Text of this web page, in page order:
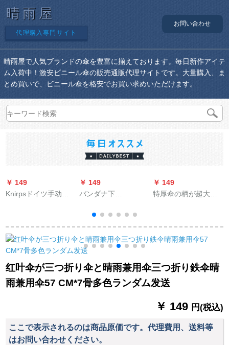
晴雨屋
代理購入専門サイト
お問い合わせ
晴雨屋で人気ブランドの傘を豊富に揃えております。毎日新作アイテ
ム入荷中！激安ビニール傘の販売通販代理サイトです。大量購入、ま
とめ買いで、ビニール傘を格安でお買い求めいただけます。
￥ 149
Knirpsドイツ手动三
け止めパンソール
￥ 149
バンダナ下
ル女性紫外线対策折
りたたみた傘晴雨兼
用ミニベロシリズ
￥ 149
特厚傘の柄が超大型
ー傘創意復古耐風黒
(原木ハーンドール)
红叶伞が三つ折り伞と晴雨兼用伞三つ折り鉄伞晴
雨兼用伞57 CM*7骨多色ランダム发送
￥ 149 円(税込)
ここで表示されるのは商品原価です。代理費用、送料等
はお問い合わせください。